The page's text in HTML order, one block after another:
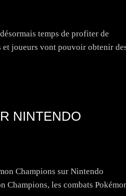
temps de profiter de
et joueurs vont pouvoir obtenir
NINTENDO
Champions sur Nintendo
Champions, les combats